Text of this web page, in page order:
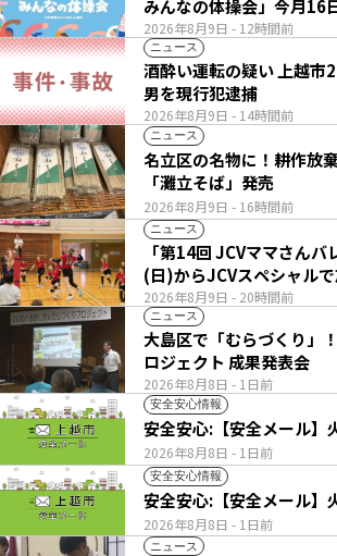
2026年8月9日 - 12時間前
みんなの体操会」今月16
ニュース
2026年8月9日 - 14時間前
酒酔い運転の疑い 上越市
男を現行犯逮捕
ニュース
2026年8月9日 - 16時間前
名立区の名物に！耕作放
「灘立そば」発売
ニュース
2026年8月9日 - 20時間前
「第14回 JCVママさん
(日)からJCVスペシャルで
ニュース
2026年8月8日 - 1日前
大島区で「むらづくり」
ロジェクト 成果発表会
安全安心情報
2026年8月8日 - 1日前
安全安心:【安全メール】
安全安心情報
2026年8月8日 - 1日前
安全安心:【安全メール】
ニュース